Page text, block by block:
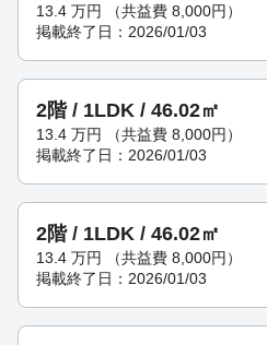
13.4 万円 （共益費 8,000円）
掲載終了日：2026/01/03
2階 / 1LDK / 46.02㎡
13.4 万円 （共益費 8,000円）
掲載終了日：2026/01/03
2階 / 1LDK / 46.02㎡
13.4 万円 （共益費 8,000円）
掲載終了日：2026/01/03